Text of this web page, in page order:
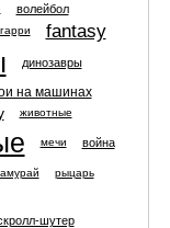
волейбол
гарри fantasy
динозавры
на машинах
животные
мечи война
рыцарь
шутер